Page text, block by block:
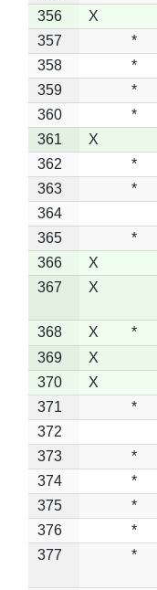
356
X
357
*
358
*
359
*
360
*
361
X
362
*
363
*
364
365
*
366
X
367
X
368 X *
369
X
370
X
371
*
372
373
*
374
*
375
*
376
*
377
*